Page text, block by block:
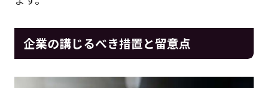
企業の講じるべき措置と留意点